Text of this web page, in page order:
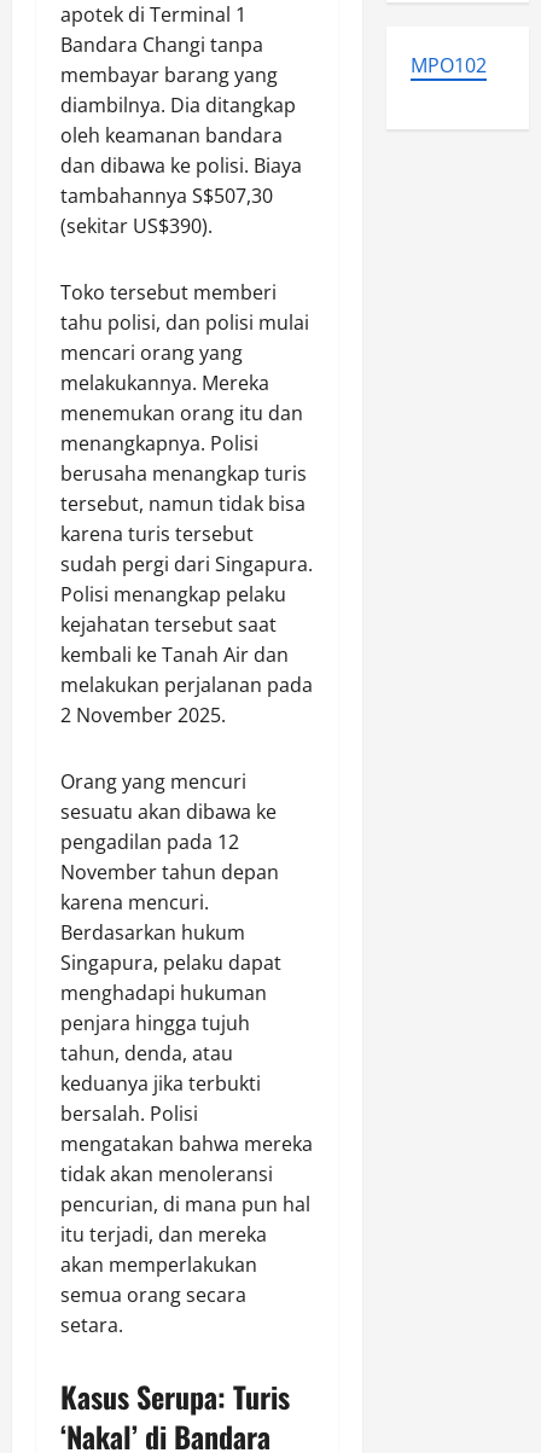
apotek di Terminal 1
Bandara Changi tanpa
membayar barang yang
diambilnya. Dia ditangkap
oleh keamanan bandara
dan dibawa ke polisi. Biaya
tambahannya S$507,30
(sekitar US$390).
Toko tersebut memberi
tahu polisi, dan polisi mulai
mencari orang yang
melakukannya. Mereka
menemukan orang itu dan
menangkapnya. Polisi
berusaha menangkap turis
tersebut, namun tidak bisa
karena turis tersebut
sudah pergi dari Singapura.
Polisi menangkap pelaku
kejahatan tersebut saat
kembali ke Tanah Air dan
melakukan perjalanan pada
2 November 2025.
Orang yang mencuri
sesuatu akan dibawa ke
pengadilan pada 12
November tahun depan
karena mencuri.
Berdasarkan hukum
Singapura, pelaku dapat
menghadapi hukuman
penjara hingga tujuh
tahun, denda, atau
keduanya jika terbukti
bersalah. Polisi
mengatakan bahwa mereka
tidak akan menoleransi
pencurian, di mana pun hal
itu terjadi, dan mereka
akan memperlakukan
semua orang secara
setara.
Kasus Serupa: Turis
‘Nakal’ di Bandara
MPO102